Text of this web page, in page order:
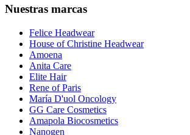
Nuestras marcas
Felice Headwear
House of Christine Headwear
Amoena
Anita Care
Elite Hair
Rene of Paris
María D'uol Oncology
GG Care Cosmetics
Amapola Biocosmetics
Nanogen